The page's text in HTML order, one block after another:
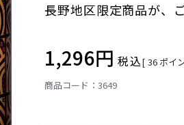
長野地区限定商品が、
1,296 税込[ 36 ポイ
3649